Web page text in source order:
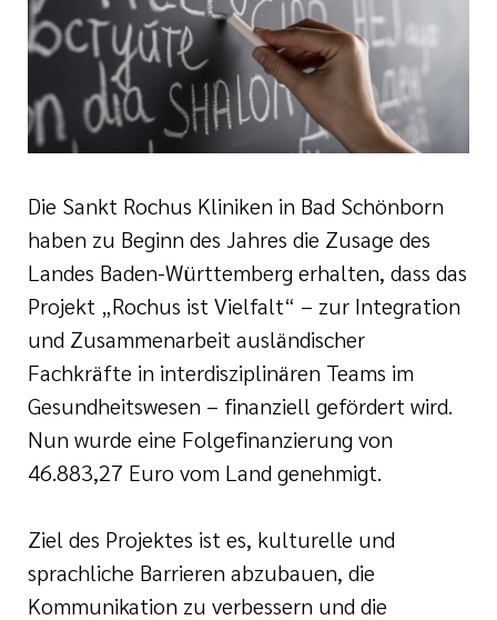
Die Sankt Rochus Kliniken in Bad Schönborn
haben zu Beginn des Jahres die Zusage des
Landes Baden-Württemberg erhalten, dass das
Projekt „Rochus ist Vielfalt“ – zur Integration
und Zusammenarbeit ausländischer
Fachkräfte in interdisziplinären Teams im
Gesundheitswesen – finanziell gefördert wird.
Nun wurde eine Folgefinanzierung von
46.883,27 Euro vom Land genehmigt.
Ziel des Projektes ist es, kulturelle und
sprachliche Barrieren abzubauen, die
Kommunikation zu verbessern und die